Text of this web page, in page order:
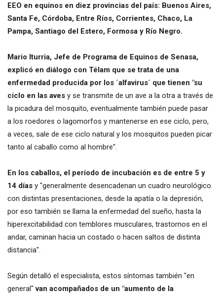
EEO en equinos en diez provincias del país: Buenos Aires,
Santa Fe, Córdoba, Entre Ríos, Corrientes, Chaco, La
Pampa, Santiago del Estero, Formosa y Río Negro.
Mario Iturria, Jefe de Programa de Equinos de Senasa,
explicó en diálogo con Télam que se trata de una
enfermedad producida por los ´alfavirus´ que tienen "su
ciclo en las aves y se transmite de un ave a la otra a través de
la picadura del mosquito, eventualmente también puede pasar
a los roedores o lagomorfos y mantenerse en ese ciclo, pero,
a veces, sale de ese ciclo natural y los mosquitos pueden picar
tanto al caballo como al hombre".
En los caballos, el período de incubación es de entre 5 y
14 días y "generalmente desencadenan un cuadro neurológico
con distintas presentaciones, desde la apatía o la depresión,
por eso también se llama la enfermedad del sueño, hasta la
hiperexcitabilidad con temblores musculares, trastornos en el
andar, caminan hacia un costado o hacen saltos de distinta
distancia".
Según detalló el especialista, estos síntomas también "en
general" van acompañados de un "aumento de la